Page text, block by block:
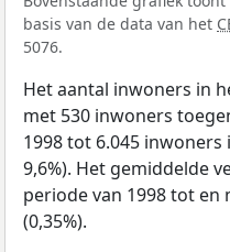
basis van de data van het
5076.
Het aantal inwoners in
met 530 inwoners
1998 tot 6.045 inwoners
9,6%). Het gemiddelde
periode van 1998 tot en
(0,35%).